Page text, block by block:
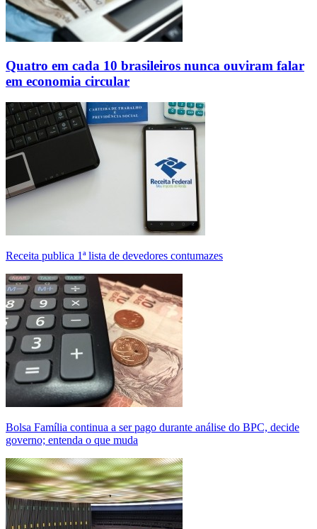
Quatro em cada 10 brasileiros nunca ouviram falar
em economia circular
Receita publica 1ª lista de devedores contumazes
Bolsa Família continua a ser pago durante análise do BPC, decide
governo; entenda o que muda